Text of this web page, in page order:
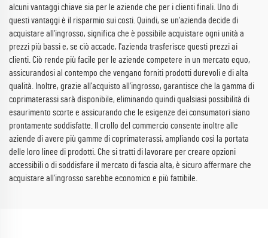
alcuni vantaggi chiave sia per le aziende che per i clienti finali. Uno di
questi vantaggi è il risparmio sui costi. Quindi, se un'azienda decide di
acquistare all'ingrosso, significa che è possibile acquistare ogni unità a
prezzi più bassi e, se ciò accade, l'azienda trasferisce questi prezzi ai
clienti. Ciò rende più facile per le aziende competere in un mercato equo,
assicurandosi al contempo che vengano forniti prodotti durevoli e di alta
qualità. Inoltre, grazie all'acquisto all'ingrosso, garantisce che la gamma di
coprimaterassi sarà disponibile, eliminando quindi qualsiasi possibilità di
esaurimento scorte e assicurando che le esigenze dei consumatori siano
prontamente soddisfatte. Il crollo del commercio consente inoltre alle
aziende di avere più gamme di coprimaterassi, ampliando così la portata
delle loro linee di prodotti. Che si tratti di lavorare per creare opzioni
accessibili o di soddisfare il mercato di fascia alta, è sicuro affermare che
acquistare all'ingrosso sarebbe economico e più fattibile.